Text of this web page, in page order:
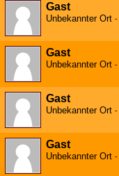
Gast
Unbekannter Ort -
Gast
Unbekannter Ort -
Gast
Unbekannter Ort -
Gast
Unbekannter Ort -